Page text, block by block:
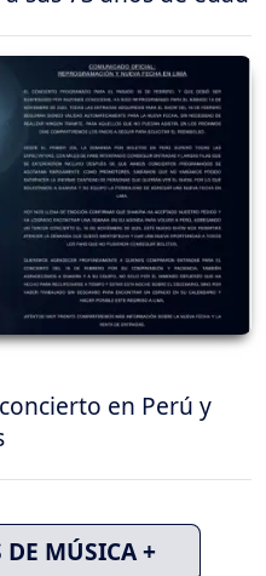
en Perú y
MÚSICA +